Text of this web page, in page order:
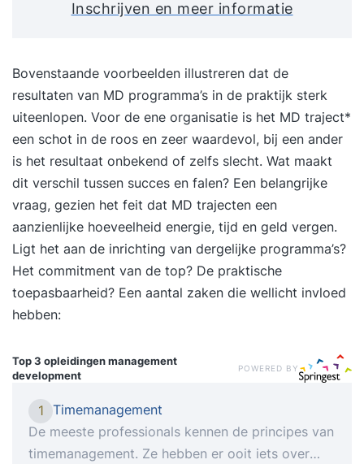
Inschrijven en meer informatie
Bovenstaande voorbeelden illustreren dat de
resultaten van MD programma’s in de praktijk sterk
uiteenlopen. Voor de ene organisatie is het MD traject*
een schot in de roos en zeer waardevol, bij een ander
is het resultaat onbekend of zelfs slecht. Wat maakt
dit verschil tussen succes en falen? Een belangrijke
vraag, gezien het feit dat MD trajecten een
aanzienlijke hoeveelheid energie, tijd en geld vergen.
Ligt het aan de inrichting van dergelijke programma’s?
Het commitment van de top? De praktische
toepasbaarheid? Een aantal zaken die wellicht invloed
hebben:
Top 3 opleidingenmanagement
development
POWERED BY
1 Timemanagement
De meeste professionals kennen de principes van
timemanagement. Ze hebben er ooit iets over